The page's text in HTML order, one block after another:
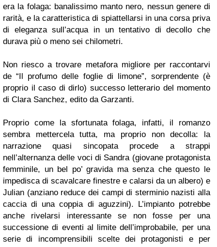
era la folaga: banalissimo manto nero, nessun genere di
rarità, e la caratteristica di spiattellarsi in una corsa priva
di eleganza sull’acqua in un tentativo di decollo che
durava più o meno sei chilometri.
Non riesco a trovare metafora migliore per raccontarvi
de “Il profumo delle foglie di limone”, sorprendente (è
proprio il caso di dirlo) successo letterario del momento
di Clara Sanchez, edito da Garzanti.
Proprio come la sfortunata folaga, infatti, il romanzo
sembra mettercela tutta, ma proprio non decolla: la
narrazione quasi sincopata procede a strappi
nell’alternanza delle voci di Sandra (giovane protagonista
femminile, un bel po’ gravida ma senza che questo le
impedisca di scavalcare finestre e calarsi da un albero) e
Julian (anziano reduce dei campi di sterminio nazisti alla
caccia di una coppia di aguzzini). L’impianto potrebbe
anche rivelarsi interessante se non fosse per una
successione di eventi al limite dell’improbabile, per una
serie di incomprensibili scelte dei protagonisti e per